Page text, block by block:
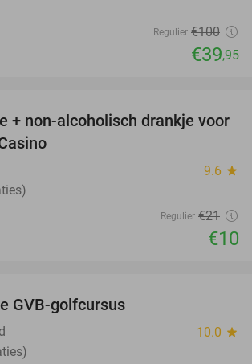
Regulier €100
€39,95
52%
+ non-alcoholisch drankje voor
9.6 star
Regulier €21
€10
GVB-golfcursus
10.0 star